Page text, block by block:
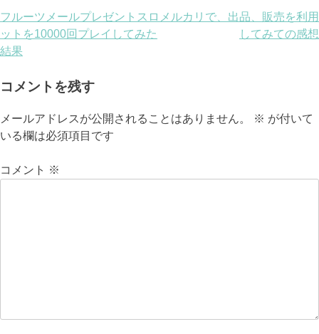
投
稿
ビ
ゲ
シ
フルーツメールプレゼントスロ
ットを10000回プレイしてみた
結果
メルカリで、出品、販売を利用
してみての感想
コメントを残す
メールアドレスが公開されることはありません。 ※ が付いて
いる欄は必須項目です
コメント ※